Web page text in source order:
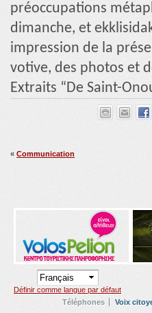
préoccupations
dimanche, et
impression de la
votive, des photos et
Extraits “De Saint-
« Communication
Définir comme langue par défaut
Téléphones
Voix